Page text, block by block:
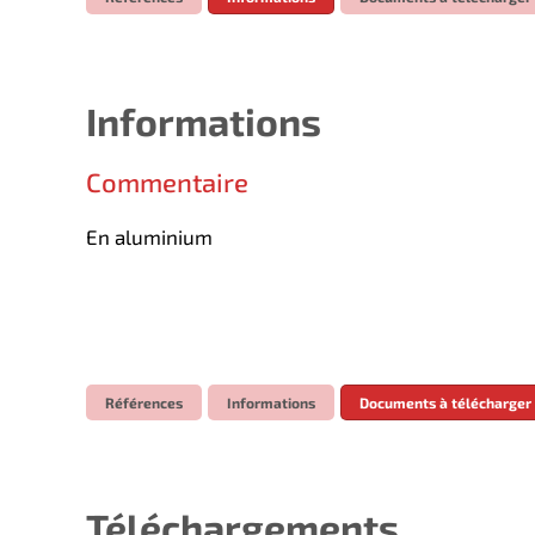
Informations
Commentaire
En aluminium
Références Informations Documents à télécharger